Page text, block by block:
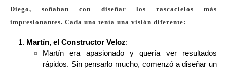
Diego, soñaban con diseñar los rascacielos más
impresionantes. Cada uno tenía una visión diferente:
Martín, el Constructor Veloz:
Martín era apasionado y quería ver resultados
rápidos. Sin pensarlo mucho, comenzó a diseñar un